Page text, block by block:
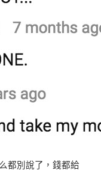
都別說了，錢都給